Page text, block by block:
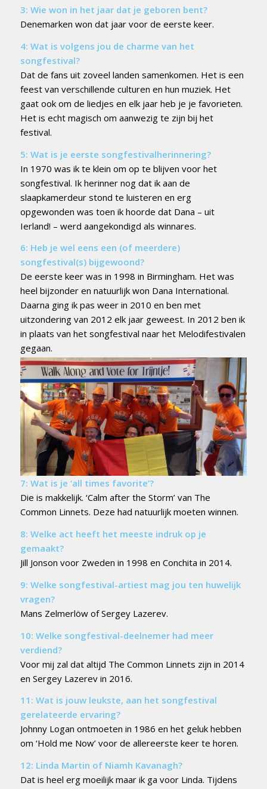
3: Wie won in het jaar dat je geboren bent?
Denemarken won dat jaar voor de eerste keer.
4: Wat is volgens jou de charme van het
songfestival?
Dat de fans uit zoveel landen samenkomen. Het is een
feest van verschillende culturen en hun muziek. Het
gaat ook om de liedjes en elk jaar heb je je favorieten.
Het is echt magisch om aanwezig te zijn bij het
festival.
5: Wat is je eerste songfestivalherinnering?
In 1970 was ik te klein om op te blijven voor het
songfestival. Ik herinner nog dat ik aan de
slaapkamerdeur stond te luisteren en erg
opgewonden was toen ik hoorde dat Dana – uit
Ierland! – werd aangekondigd als winnares.
6: Heb je wel eens een (of meerdere)
songfestival(s) bijgewoond?
De eerste keer was in 1998 in Birmingham. Het was
heel bijzonder en natuurlijk won Dana International.
Daarna ging ik pas weer in 2010 en ben met
uitzondering van 2012 elk jaar geweest. In 2012 ben ik
in plaats van het songfestival naar het Melodifestivalen
gegaan.
7: Wat is je ‘all times favorite’?
Die is makkelijk. ‘Calm after the Storm’ van The
Common Linnets. Deze had natuurlijk moeten winnen.
8: Welke act heeft het meeste indruk op je
gemaakt?
Jill Jonson voor Zweden in 1998 en Conchita in 2014.
9: Welke songfestival-artiest mag jou ten huwelijk
vragen?
Mans Zelmerlöw of Sergey Lazerev.
10: Welke songfestival-deelnemer had meer
verdiend?
Voor mij zal dat altijd The Common Linnets zijn in 2014
en Sergey Lazerev in 2016.
11: Wat is jouw leukste, aan het songfestival
gerelateerde ervaring?
Johnny Logan ontmoeten in 1986 en het geluk hebben
om ‘Hold me Now’ voor de allereerste keer te horen.
12: Linda Martin of Niamh Kavanagh?
Dat is heel erg moeilijk maar ik ga voor Linda. Tijdens